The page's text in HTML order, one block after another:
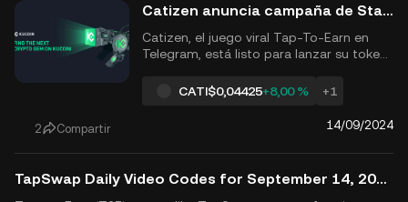
Catizen anuncia campaña de Stake to Earn antes del lanzamiento del token CATI el 20 de septiembre
Catizen, el juego viral Tap-To-Earn en
Telegram, está listo para lanzar su token
septiembre de 2024. Antes del airdrop de
tokens y el evento TGE, el juego está
lanzando campañas emocionantes para
que los usuarios apuesten sus tokens
CATI a través de su bot de Teleg...
CATI$0,04425+8,00 % +1
2 Compartir 14/09/2024
TapSwap Daily Video Codes for September 14, 2024